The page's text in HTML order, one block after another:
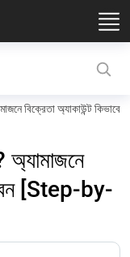
বিক্রেতা অ্যাকাউন্ট কিভাবে
অ্যামাজনে
[Step-by-